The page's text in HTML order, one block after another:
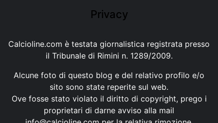
Privacy
Calcioline.com è testata giornalistica registrata presso
il Tribunale di Rimini n. 1289/2009.
Alcune foto di questo blog e del relativo profilo e/o
sito sono state reperite sul web.
Ove fosse stato violato il diritto di copyright, prego i
proprietari di darne avviso alla mail